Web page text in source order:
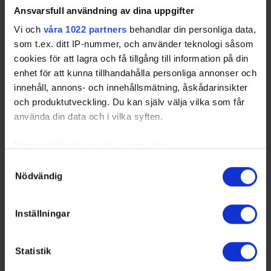
Ansvarsfull användning av dina uppgifter
Vi och våra 1022 partners behandlar din personliga data,
som t.ex. ditt IP-nummer, och använder teknologi såsom
cookies för att lagra och få tillgång till information på din
enhet för att kunna tillhandahålla personliga annonser och
innehåll, annons- och innehållsmätning, åskådarinsikter
och produktutveckling. Du kan själv välja vilka som får
använda din data och i vilka syften.
kan ha en noggrannhet på upp till flera meter
Du kan ändra eller dra tillbaka ditt samtycke när som
Nödvändig
Inställningar
Statistik
Swehockey – Svenska Ishockeyförbundets officiella app
Swehockey ger dig tillgång till nyheter, livebevakning
och statistik för samtliga ishockeyserier som spelas i
Sverige. Du kan följa dina favoritserier och lägga upp
egna favoritlag i appen. För dina favoritlag kan du
Swehockey ger dig:
Ishockeyförbundet
Resultat och statistik för samtliga serier